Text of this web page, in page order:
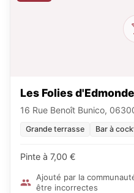
Les Folies d'Edmonde
16 Rue Benoît Bunico,
Grande terrasse Bar à
Pinte à 7,00 €
Ajouté par la
être incorrectes